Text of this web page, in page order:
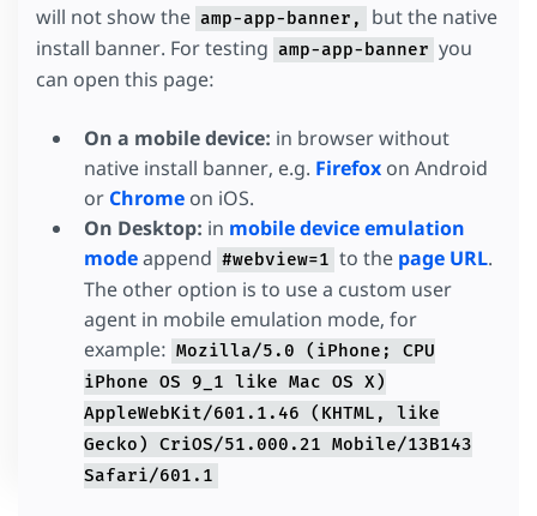
will not show the amp-app-banner,
but the native
install banner. For testing amp-app-banner you
can open this page:
On a mobile device: in browser without
native install banner, e.g. Firefox on Android
or Chrome on iOS.
On Desktop: in mobile device emulation
modeappend #webview=1 to the page URL.
The other option is to use a custom user
agent in mobile emulation mode, for
example: Mozilla/5.0 (iPhone; CPU
iPhone OS 9_1 like Mac OS X)
AppleWebKit/601.1.46 (KHTML, like
Gecko) CriOS/51.000.21 Mobile/13B143
Safari/601.1